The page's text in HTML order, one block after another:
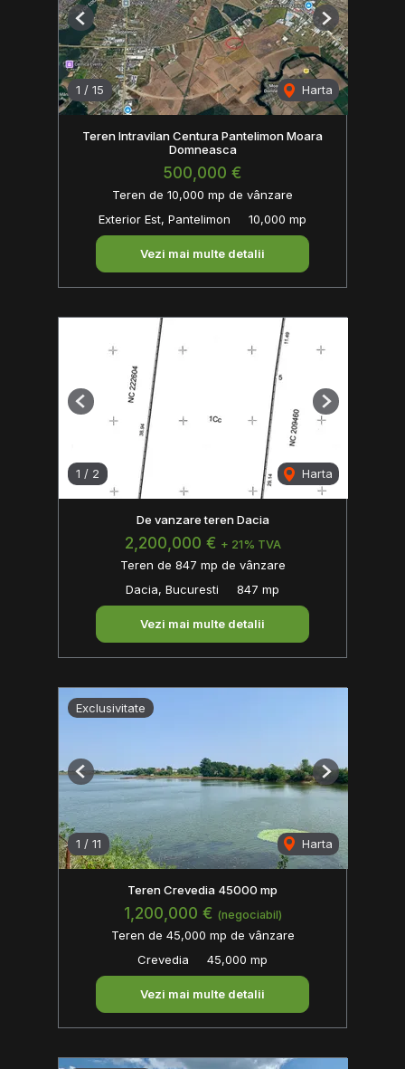
1 / 15 Harta
Previous Next
Teren Intravilan Centura Pantelimon Moara
Domneasca
500,000 €
Teren de 10,000 mp de vânzare
Exterior Est, Pantelimon
10,000 mp
Vezi mai multe detalii
1 / 2 Harta
Previous Next
De vanzare teren Dacia
2,200,000 € + 21% TVA
Teren de 847 mp de vânzare
Dacia, Bucuresti
847 mp
Vezi mai multe detalii
Exclusivitate
1 / 11 Harta
Previous Next
Teren Crevedia 45000 mp
1,200,000 € (negociabil)
Teren de 45,000 mp de vânzare
Crevedia
45,000 mp
Vezi mai multe detalii